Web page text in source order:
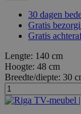
30 dagen
Gratis
Gratis
Lengte: 140 cm
Hoogte: 48 cm
Breedte/diepte: 30